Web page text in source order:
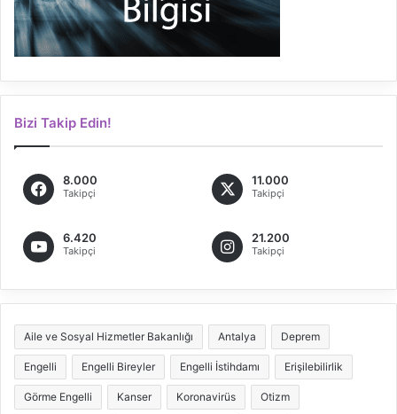
Bizi Takip Edin!
8.000
Takipçi
11.000
Takipçi
6.420
Takipçi
21.200
Takipçi
Aile ve Sosyal Hizmetler Bakanlığı Antalya Deprem
Engelli Engelli Bireyler Engelli İstihdamı Erişilebilirlik
Görme Engelli Kanser Koronavirüs Otizm